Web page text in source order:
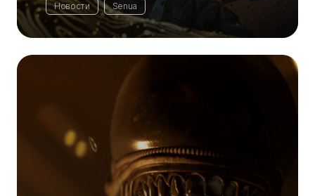
Новости Senua